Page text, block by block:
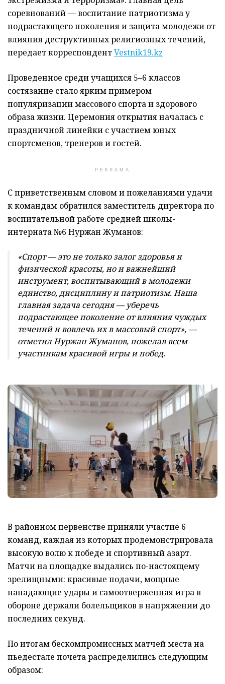
соревнований — воспитание патриотизма у
подрастающего поколения и защита молодежи от
влияния деструктивных религиозных течений,
передает корреспондентVestnik19.kz
Проведенное среди учащихся 5–6 классов
состязание стало ярким примером
популяризации массового спорта и здорового
образа жизни. ​​Церемония открытия началась с
праздничной линейки с участием юных
спортсменов, тренеров и гостей.
РЕКЛАМА
С приветственным словом и пожеланиями удачи
к командам обратился заместитель директора по
воспитательной работе средней школы-
интерната №6 Нуржан Жуманов:
​«Спорт — это не только залог здоровья и
физической красоты, но и важнейший
инструмент, воспитывающий в молодежи
единство, дисциплину и патриотизм. Наша
главная задача сегодня — уберечь
подрастающее поколение от влияния чуждых
течений и вовлечь их в массовый спорт», —
отметил Нуржан Жуманов, пожелав всем
участникам красивой игры и побед.
​В районном первенстве приняли участие 6
команд, каждая из которых продемонстрировала
высокую волю к победе и спортивный азарт.
Матчи на площадке выдались по-настоящему
зрелищными: красивые подачи, мощные
нападающие удары и самоотверженная игра в
обороне держали болельщиков в напряжении до
последних секунд.
​По итогам бескомпромиссных матчей места на
пьедестале почета распределились следующим
образом: